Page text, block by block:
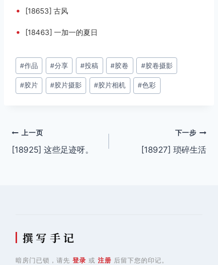
• [18653] 古风
• [18463] 一加一的夏日
文
章
标
#作品 #分享 #投稿 #胶卷 #胶卷摄影
#胶片 #胶片摄影 #胶片相机 #色彩
文
章
上一页
[18925] 这些足迹呀。
下一步
[18927] 琐碎生活
撰 写 手 记
暗房门已锁，请先 登录 或 注册 后留下您的印记。